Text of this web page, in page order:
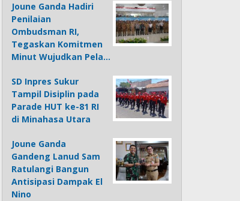
Joune Ganda Hadiri
Penilaian
Ombudsman RI,
Tegaskan Komitmen
Minut Wujudkan Pela…
SD Inpres Sukur
Tampil Disiplin pada
Parade HUT ke-81 RI
di Minahasa Utara
Joune Ganda
Gandeng Lanud Sam
Ratulangi Bangun
Antisipasi Dampak El
Nino